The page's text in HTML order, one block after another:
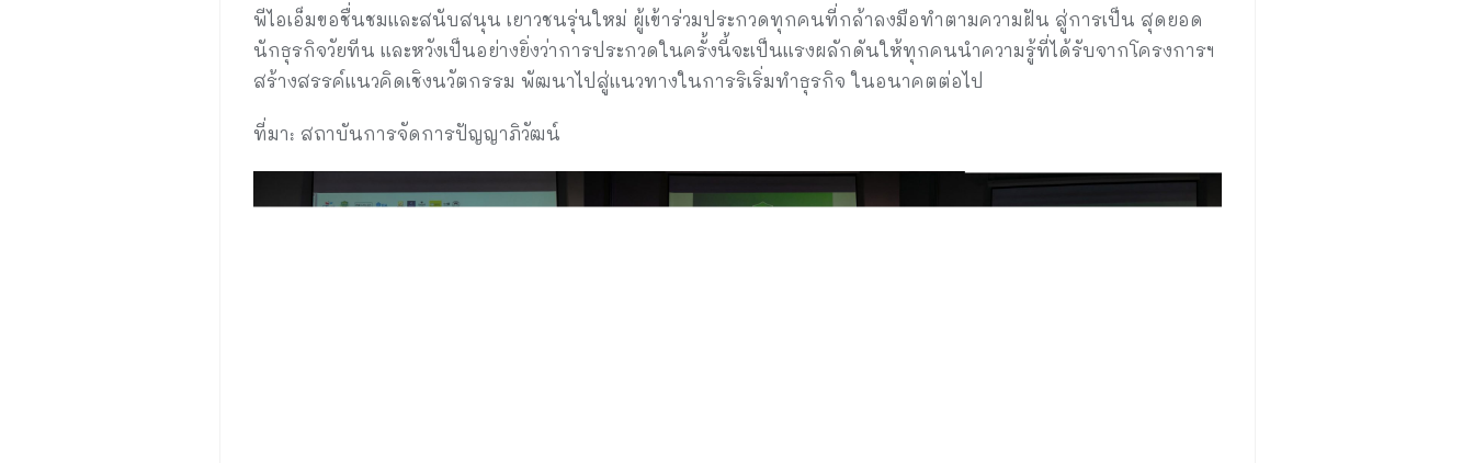
พีไอเอ็มขอชื่นชมและสนับสนุน เยาวชนรุ่นใหม่ ผู้เข้าร่วมประกวดทุกคนที่กล้าลงมือทำตามความฝัน สู่การเป็น สุดยอด
นักธุรกิจวัยทีน และหวังเป็นอย่างยิ่งว่าการประกวดในครั้งนี้จะเป็นแรงผลักดันให้ทุกคนนำความรู้ที่ได้รับจากโครงการฯ
สร้างสรรค์แนวคิดเชิงนวัตกรรม พัฒนาไปสู่แนวทางในการริเริ่มทำธุรกิจ ในอนาคตต่อไป
ที่มา: สถาบันการจัดการปัญญาภิวัฒน์